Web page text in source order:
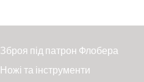
Зброя під патрон Флобера
Ножі та інструменти